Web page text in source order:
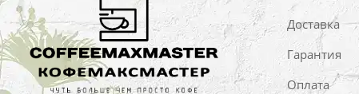
Доставка
Гарантия
Оплата